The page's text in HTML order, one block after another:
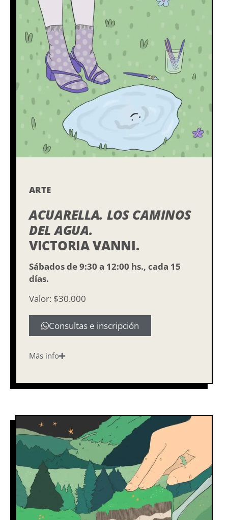
ARTE
ACUARELLA. LOS CAMINOS
DEL AGUA.
VICTORIA VANNI.
Sábados de 9:30 a 12:00 hs., cada 15
días.
Valor: $30.000
Consultas e inscripción
Más info